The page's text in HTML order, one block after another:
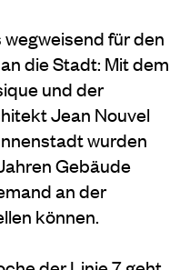
für den
die Stadt: Mit dem
und der
Jean Nouvel
wurden
Gebäude
an der
können.